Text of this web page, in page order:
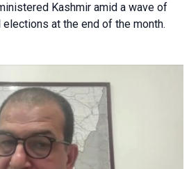
Kashmir amid a wave of
at the end of the month.